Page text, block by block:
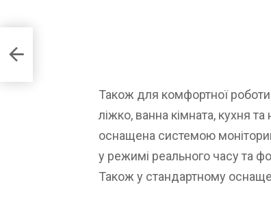
Також для комфортної роботи
ліжко, ванна кімната, кухня
оснащена системою
у режимі реального часу та
Також у стандартному